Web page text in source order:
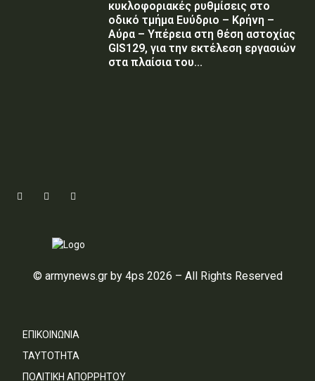
κυκλοφοριακές ρυθμίσεις στο
οδικό τμήμα Ευύδριο – Κρήνη –
Αύρα – Υπέρεια στη θέση αστοχίας
GIS129, για την εκτέλεση εργασιών
στα πλαίσια του...
© armynews.gr by 4ps 2026 – All Rights Reserved
ΕΠΙΚΟΙΝΩΝΙΑ
ΤΑΥΤΟΤΗΤΑ
ΠΟΛΙΤΙΚΗ ΑΠΟΡΡΗΤΟΥ